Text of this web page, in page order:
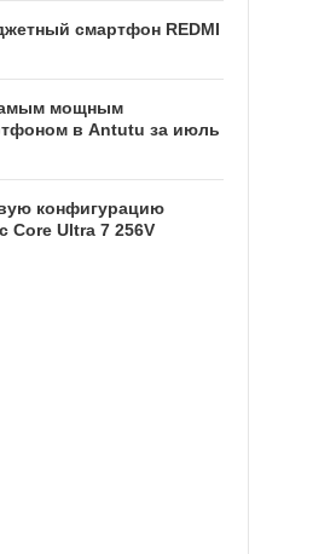
смартфон REDMI
мощным
в Antutu за июль
конфигурацию
Core Ultra 7 256V